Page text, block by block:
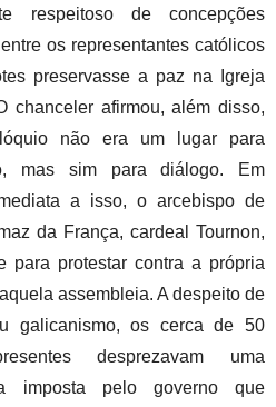
respeitoso de concepções
os representantes católicos
preservasse a paz na Igreja
chanceler afirmou, além disso,
não era um lugar para
mas sim para diálogo. Em
a isso, o arcebispo de
da França, cardeal Tournon,
para protestar contra a própria
assembleia. A despeito de
galicanismo, os cerca de 50
desprezavam uma
imposta pelo governo que